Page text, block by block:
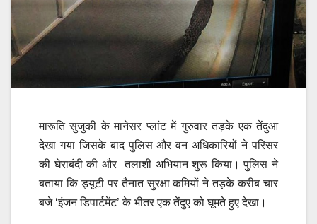
मारूति सुजुकी के मानेसर प्लांट में गुरुवार तड़के एक तेंदुआ
देखा गया जिसके बाद पुलिस और वन अधिकारियों ने परिसर
की घेराबंदी की और तलाशी अभियान शुरू किया। पुलिस ने
बताया कि ड्यूटी पर तैनात सुरक्षा कमियों ने तड़के करीब चार
बजे ‘इंजन डिपार्टमेंट’ के भीतर एक तेंदुए को घूमते हुए देखा।